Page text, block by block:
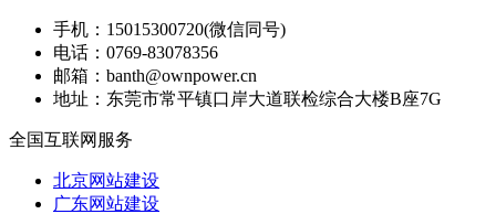
手机： 15015300720(微信同号)
电话： 0769-83078356
邮箱： banth@ownpower.cn
地址： 东莞市常平镇口岸大道联检综合大楼B座7G
全国互联网服务
北京网站建设
广东网站建设